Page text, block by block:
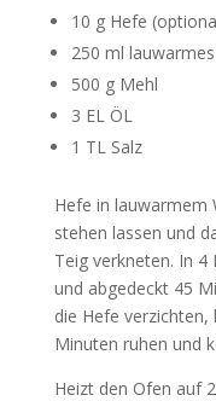
10 g Hefe
250 ml
500 g Mehl
3 EL ÖL
1 TL Salz
Hefe in lauwarmem
stehen lassen und
Teig verkneten. In
und abgedeckt 45
die Hefe verzichten,
Minuten ruhen und
Heizt den Ofen auf